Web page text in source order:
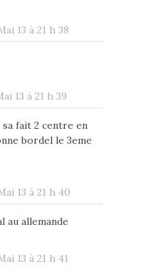
13 à 21 h 38
13 à 21 h 39
fait 2 centre en
bordel le 3eme
13 à 21 h 40
au allemande
13 à 21 h 41